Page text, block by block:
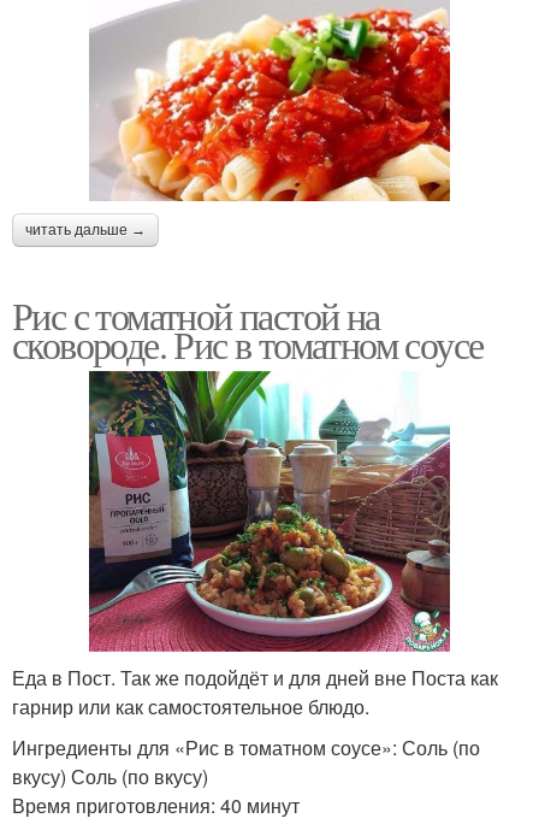
читать дальше →
Рис с томатной пастой на
сковороде. Рис в томатном соусе
Еда в Пост. Так же подойдёт и для дней вне Поста как
гарнир или как самостоятельное блюдо.
Ингредиенты для «Рис в томатном соусе»: Соль (по
вкусу) Соль (по вкусу)
Время приготовления: 40 минут